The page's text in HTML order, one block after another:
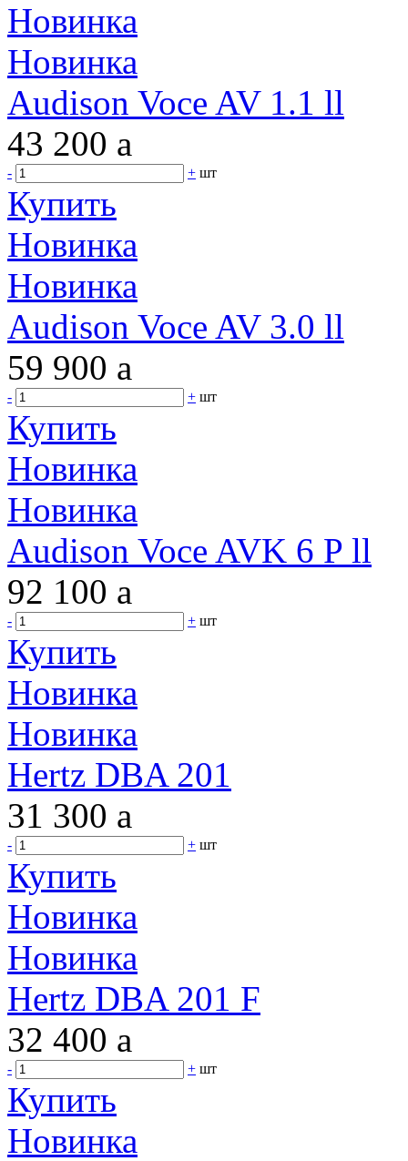
Новинка
Новинка
Audison Voce AV 1.1 ll
43 200 a
- + шт
Купить
Новинка
Новинка
Audison Voce AV 3.0 ll
59 900 a
- + шт
Купить
Новинка
Новинка
Audison Voce AVK 6 P ll
92 100 a
- + шт
Купить
Новинка
Новинка
Hertz DBA 201
31 300 a
- + шт
Купить
Новинка
Новинка
Hertz DBA 201 F
32 400 a
- + шт
Купить
Новинка